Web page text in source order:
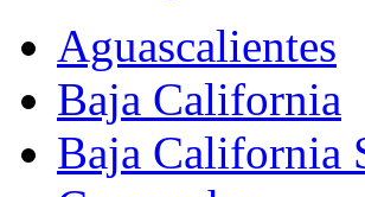
Aguascalientes
Baja California
Baja California